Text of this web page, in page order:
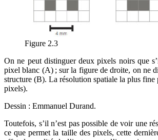
Figure 2.3
On ne peut distinguer deux pixels noirs que
pixel blanc (A) ; sur la figure de droite, on ne
structure (B). La résolution spatiale la plus fine
pixels).
Dessin : Emmanuel Durand.
Toutefois, s’il n’est pas possible de voir une
ce que permet la taille des pixels, cette